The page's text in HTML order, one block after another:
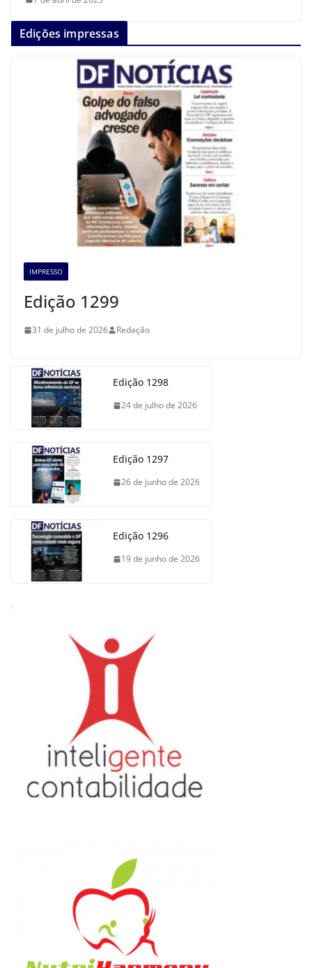
Edições impressas
IMPRESSO
Edição 1299
31 de julho de 2026 Redação
Edição 1298
24 de julho de 2026
Edição 1297
26 de junho de 2026
Edição 1296
19 de junho de 2026